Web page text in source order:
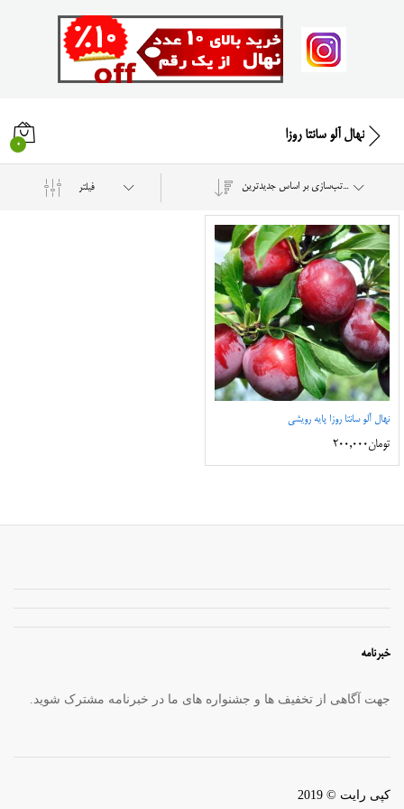
نهال آلو سانتا روزا
0
فیلتر مرتب‌سازی بر اساس جدیدترین
نهال آلو سانتا روزا پایه رویشی
تومان200,000
خبرنامه
جهت آگاهی از تخفیف ها و جشنواره های ما در خبرنامه مشترک شوید.
کپی رایت © 2019